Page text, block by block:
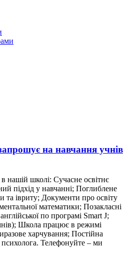
на навчання учнів
нашій школі: Сучасне освітнє
підхід у навчанні; Поглиблене
та івриту; Документи про освіту
математики; Позакласні
по програмі Smart J;
Школа працює в режимі
харчування; Постійна
Телефонуйте – ми